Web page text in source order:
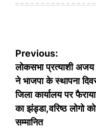
Post
navigation
Previous:
लोकसभा प्रत्याशी
ने भाजपा के स्थापना
जिला कार्यालय पर फैराया
का झंड्डा,वरिष्ठ लोगो
सम्मानित